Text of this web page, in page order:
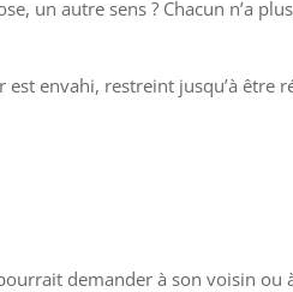
un autre sens ? Chacun n’a plus
envahi, restreint jusqu’à être
demander à son voisin ou